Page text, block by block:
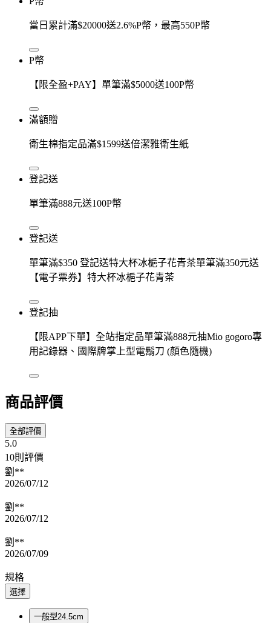
當日累計滿$20000送2.6%P幣，最高550P幣
P幣
【限全盈+PAY】單筆滿$5000送100P幣
滿額贈
衛生棉指定品滿$1599送倍潔雅衛生紙
登記送
單筆滿888元送100P幣
登記送
單筆滿$350 登記送特大杯冰梔子花青茶單筆滿350元送
【電子票券】特大杯冰梔子花青茶
登記抽
【限APP下單】全站指定品單筆滿888元抽Mio gogoro專
用記錄器、國際牌掌上型電鬍刀 (顏色隨機)
商品評價
全部評價
5.0
10則評價
劉**
2026/07/12
劉**
2026/07/12
劉**
2026/07/09
規格
選擇
一般型24.5cm